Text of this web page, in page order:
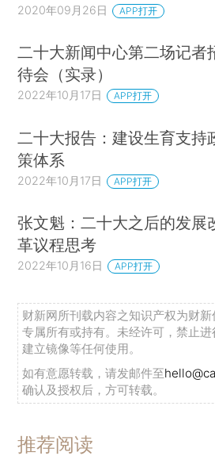
2020年09月26日 APP打开
二十大新闻中心第二场记者
待会（实录）
2022年10月17日 APP打开
二十大报告：建设生育支持
策体系
2022年10月17日 APP打开
张文魁：二十大之后的发展
革议程思考
2022年10月16日 APP打开
财新网所刊载内容之知识产权为财
专属所有或持有。未经许可，禁止
建立镜像等任何使用。
如有意愿转载，请发邮件至
确认及授权后，方可转载。
推荐阅读